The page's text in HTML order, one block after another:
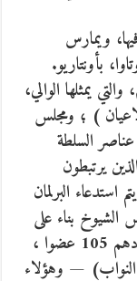
ويمارس
بأونتاريو.
يمثلها الوالي،
) ؛ ومجلس
السلطة
يرتبطون
البرلمان
بناء على
مشورة مع “رئيس وزراء كندا” وقد بلغ عددهم 105 عضوا ،
مجلس النواب) — وهؤلاء